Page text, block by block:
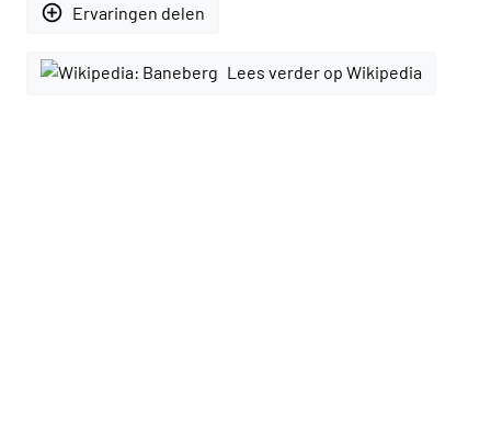
add_circle_outline Ervaringen delen
Lees verder op Wikipedia